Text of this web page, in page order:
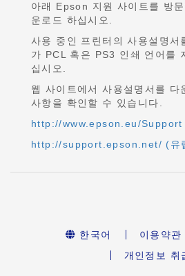
아래 Epson 지원 사이트를 방
운로드 하십시오.
사용 중인 프린터의 사용설명서
가 PCL 혹은 PS3 인쇄 언어를
십시오.
웹 사이트에서 사용설명서를 다
사항을 확인할 수 있습니다.
http://www.epson.eu/Support
http://support.epson.net/ (유
한국어 이용약관
개인정보 취